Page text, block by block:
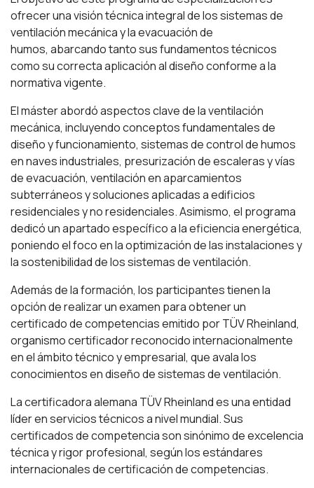
ofrecer una visión técnica integral de los sistemas de
ventilación mecánica y la evacuación de
humos, abarcando tanto sus fundamentos técnicos
como su correcta aplicación al diseño conforme a la
normativa vigente.
El máster abordó aspectos clave de la ventilación
mecánica, incluyendo conceptos fundamentales de
diseño y funcionamiento, sistemas de control de humos
en naves industriales, presurización de escaleras y vías
de evacuación, ventilación en aparcamientos
subterráneos y soluciones aplicadas a edificios
residenciales y no residenciales. Asimismo, el programa
dedicó un apartado específico a la eficiencia energética,
poniendo el foco en la optimización de las instalaciones y
la sostenibilidad de los sistemas de ventilación.
Además de la formación, los participantes tienen la
opción de realizar un examen para obtener un
certificado de competencias emitido por TÜV Rheinland,
organismo certificador reconocido internacionalmente
en el ámbito técnico y empresarial, que avala los
conocimientos en diseño de sistemas de ventilación.
La certificadora alemana TÜV Rheinland es una entidad
líder en servicios técnicos a nivel mundial. Sus
certificados de competencia son sinónimo de excelencia
técnica y rigor profesional, según los estándares
internacionales de certificación de competencias.